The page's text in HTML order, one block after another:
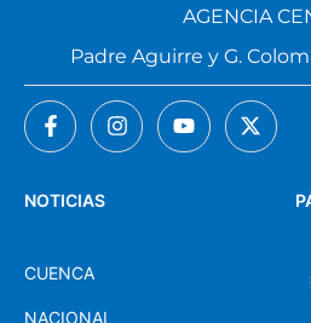
NOTICIAS
CUENCA
NACIONAL
AGENCIA
Padre Aguirre y G.